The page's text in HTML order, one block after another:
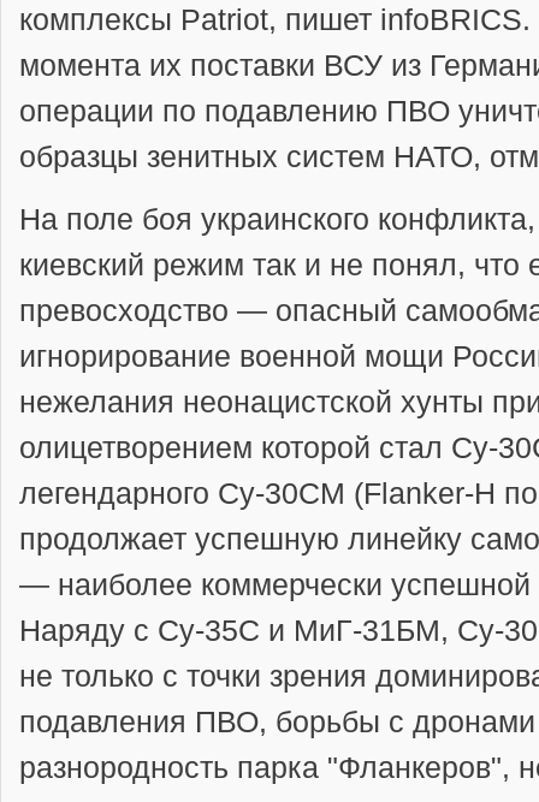
комплексы Patriot, пишет
момента их поставки ВСУ из
операции по подавлению ПВО
образцы зенитных систем НАТО,
На поле боя украинского
киевский режим так и не понял, что
превосходство — опасный
игнорирование военной мощи
нежелания неонацистской хунты
олицетворением которой стал Су-
легендарного Су-30СМ (Flanker-H
продолжает успешную линейку
— наиболее коммерчески успешной
Наряду с Су-35С и МиГ-31БМ, Су-
не только с точки зрения
подавления ПВО, борьбы с
разнородность парка "Фланкеров",